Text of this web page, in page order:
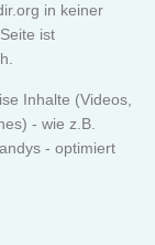
in keiner
ist
Inhalte (Videos,
- wie z.B.
- optimiert